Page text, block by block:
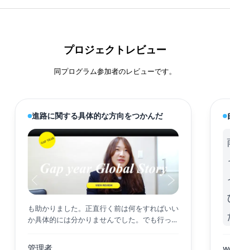
プロジェクトレビュー
同プログラム参加者のレビューです。
進路に関する具体的な方向をつかんだ
も助かりました。正直行く前は何をすればいい
か具体的には分かりませんでした。でも行って
にどうすべきか